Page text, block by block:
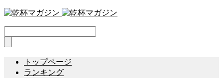
トップページ
ランキング